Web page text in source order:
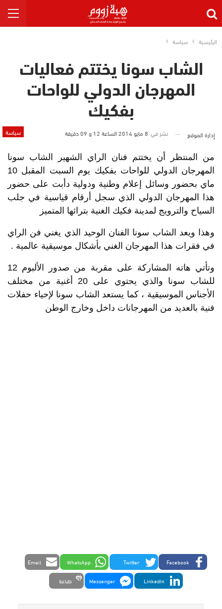
الرئيسية سياسة
الشاب سونا يختتم فعاليات
المهرجان الدولي للواحات
بفكيك
سياسة إدارة الموقع نشر في 8 مايو 2014 الساعة 12 و 09 دقيقة
من المنتظر أن يختتم فنان الراي الشهير الشاب سونا
المهرجان الدولي للواحات بفكيك يوم السبت المقبل 10
ماي بحضور وسائل إعلام وطنية ودولية دأبت على حضور
هذا المهرجان الدولي الذي سجل أرقام قياسية في جلب
السياح والترويج لمدينة فكيك الغنية بتراثها المتميز
وهذا ويعد الشاب سونا الفنان الوحيد الذي يغني فن الراي
في فقرات هذا المهرجان الغني بأشكال موسيقية عالمية .
وتأتي هاته المشاركة على مقربة من صدور الألبوم 12
للشاب سونا والذي يحتوي على 20 أغنية من مختلف
الأجناس الموسيقية ، كما يستعد الشاب سونا لإحياء حفلات
فنية بالعديد من المهرجانات داخل وخارج الوطن
Facebook
Twitter
WhatsApp
Email
LinkedIn
Messenger طباعة